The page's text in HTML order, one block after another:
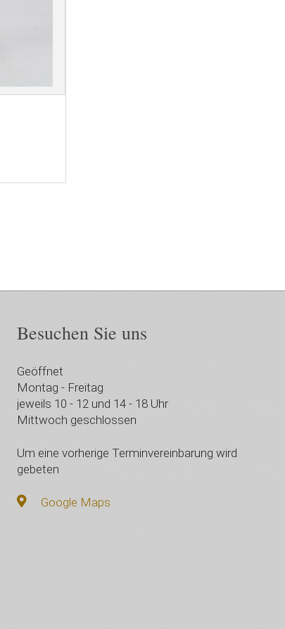
Besuchen Sie uns
Geöffnet
Montag - Freitag
jeweils 10 - 12 und 14 - 18 Uhr
Mittwoch geschlossen
Um eine vorherige Terminvereinbarung wird
gebeten
Google Maps